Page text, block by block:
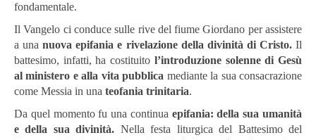
fondamentale.
Il Vangelo ci conduce sulle rive del fiume Giordano per assistere
a unanuova epifania e rivelazione della divinità di Cristo.Il
battesimo, infatti, ha costituito l’introduzione solenne di Gesù
al ministero e alla vita pubblica mediante la sua consacrazione
come Messia in una teofania trinitaria.
Da quel momento fu una continua epifania: della sua umanità
e della sua divinità. Nella festa liturgica del Battesimo del